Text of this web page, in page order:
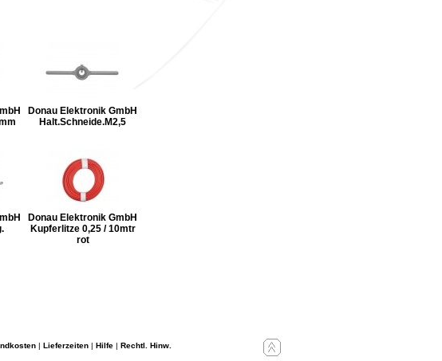
Donau Elektronik GmbH
Halt.Schneide.M2,5
Donau Elektronik GmbH
Kupferlitze 0,25 / 10mtr
rot
| Lieferzeiten| Hilfe| Rechtl. Hinw.